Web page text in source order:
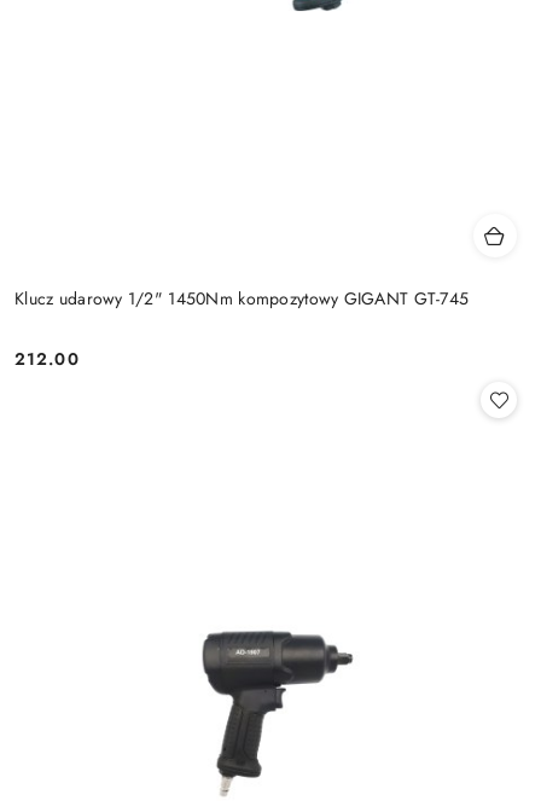
Klucz udarowy 1/2" 1450Nm kompozytowy GIGANT GT-745
Cena:
212.00